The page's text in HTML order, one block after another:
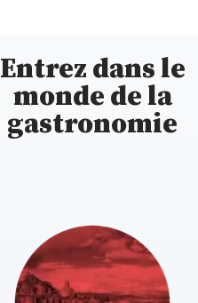
Entrez dans le
monde de la
gastronomie